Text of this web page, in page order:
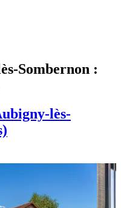
Sombernon :
lès-